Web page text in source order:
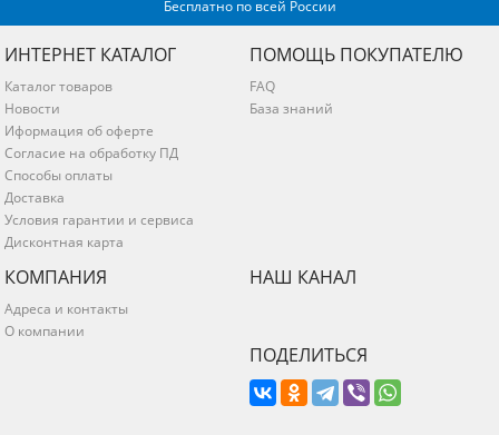
Бесплатно по всей России
ИНТЕРНЕТ КАТАЛОГ
Каталог товаров
Новости
Иформация об оферте
Согласие на обработку ПД
Способы оплаты
Доставка
Условия гарантии и сервиса
Дисконтная карта
ПОМОЩЬ ПОКУПАТЕЛЮ
FAQ
База знаний
КОМПАНИЯ
Адреса и контакты
О компании
НАШ КАНАЛ
ПОДЕЛИТЬСЯ